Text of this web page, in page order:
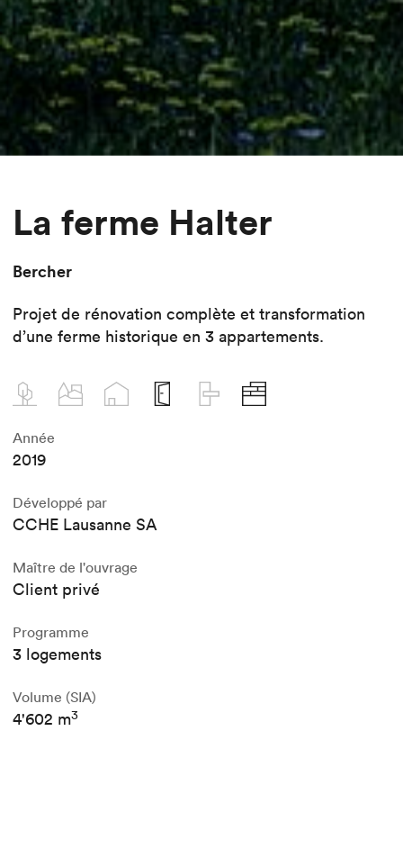
La ferme Halter
Bercher
Projet de rénovation complète et transformation
d’une ferme historique en 3 appartements.
Année
2019
Développé par
CCHE Lausanne SA
Maître de l'ouvrage
Client privé
Programme
3 logements
Volume (SIA)
4'602 m3